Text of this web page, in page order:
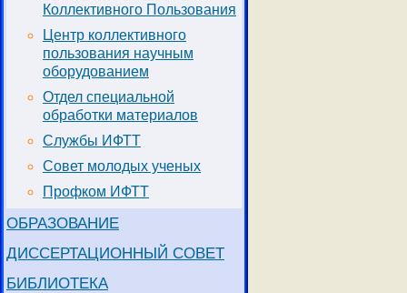
Коллективного Пользования
Центр коллективного
пользования научным
оборудованием
Отдел специальной
обработки материалов
Службы ИФТТ
Совет молодых ученых
Профком ИФТТ
ОБРАЗОВАНИЕ
ДИССЕРТАЦИОННЫЙ СОВЕТ
БИБЛИОТЕКА